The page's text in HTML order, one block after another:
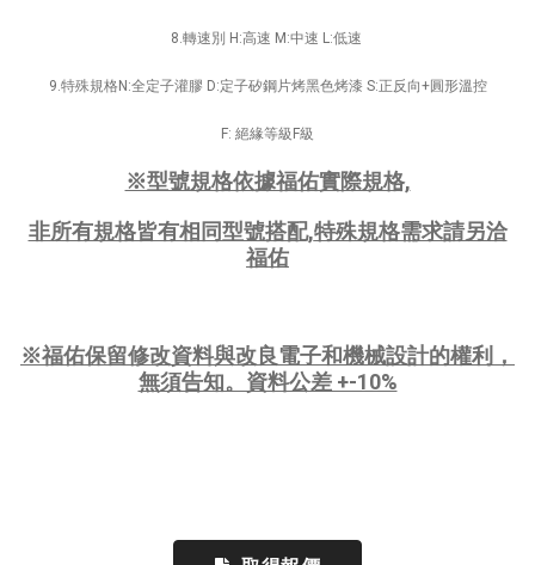
8.轉速別 H:高速 M:中速 L:低速
9.特殊規格N:全定子灌膠 D:定子矽鋼片烤黑色烤漆 S:正反向+圓形溫控
F: 絕緣等級F級
※型號規格依據福佑實際規格,
非所有規格皆有相同型號搭配,特殊規格需求請另洽
福佑
※福佑保留修改資料與改良電子和機械設計的權利，
無須告知。資料公差 +-10%